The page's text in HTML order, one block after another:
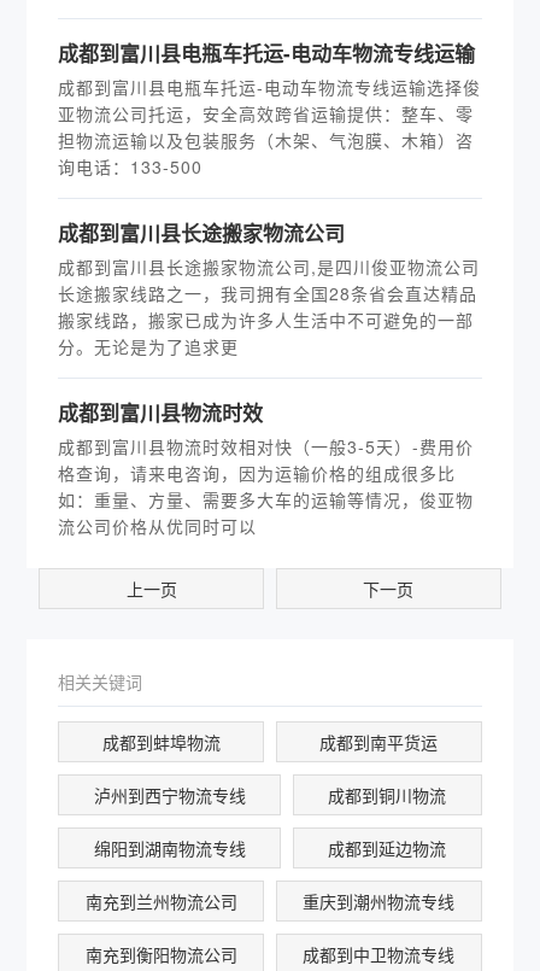
成都到富川县电瓶车托运-电动车物流专线运输
成都到富川县电瓶车托运-电动车物流专线运输选择俊
亚物流公司托运，安全高效跨省运输提供：整车、零
担物流运输以及包装服务（木架、气泡膜、木箱）咨
询电话：133-500
成都到富川县长途搬家物流公司
成都到富川县长途搬家物流公司,是四川俊亚物流公司
长途搬家线路之一，我司拥有全国28条省会直达精品
搬家线路，搬家已成为许多人生活中不可避免的一部
分。无论是为了追求更
成都到富川县物流时效
成都到富川县物流时效相对快（一般3-5天）-费用价
格查询，请来电咨询，因为运输价格的组成很多比
如：重量、方量、需要多大车的运输等情况，俊亚物
流公司价格从优同时可以
上一页 下一页
相关关键词
成都到蚌埠物流 成都到南平货运
泸州到西宁物流专线 成都到铜川物流
绵阳到湖南物流专线 成都到延边物流
南充到兰州物流公司 重庆到潮州物流专线
南充到衡阳物流公司 成都到中卫物流专线